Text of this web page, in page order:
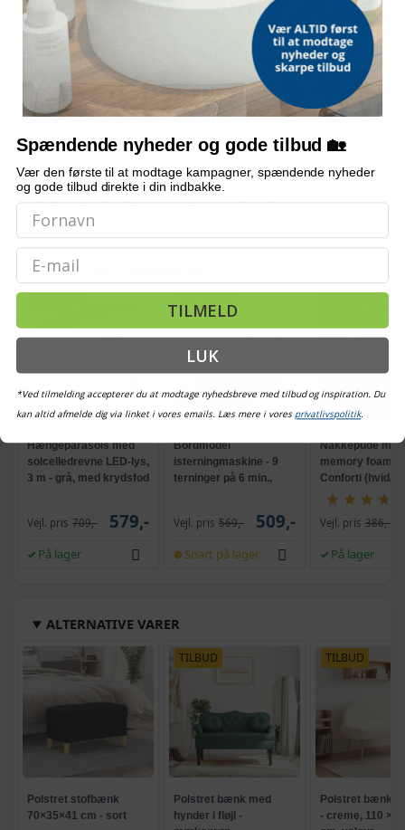
Hvilke materialer er bænken lavet af?
Hvad er målene?
Passer bænken i en entré?
Er farven sort eller lilla?
Bemærk: FAQ er vejledende information. Vi tager forbehold for fejl og
OFTE KØBT SAMMEN MED
Hængeparasols med
solcelledrevne LED-lys,
3 m - grå, med krydsfod
Vejl. pris 709,- 579,-
På lager
POPULÆR
Bordmodel
isterningmaskine - 9
terninger på 6 min.,
Vejl. pris 569,- 509,-
Snart på lager
Nakkepude med
memory foam -
Conforti (hvid/
Vejl. pris 386,-
På lager
ALTERNATIVE VARER
Polstret stofbænk
70×35×41 cm - sort
TILBUD
Polstret bænk med
hynder i fløjl -
TILBUD
Polstret bænk
- creme, 110 ×
Spændende nyheder og gode tilbud 🏡
Vær den første til at modtage kampagner, spændende nyheder
og gode tilbud direkte i din indbakke.
Email
TILMELD
LUK
*Ved tilmelding accepterer du at modtage nyhedsbreve med tilbud og inspiration. Du
kan altid afmelde dig via linket i vores emails. Læs mere i vores privatlivspolitik.